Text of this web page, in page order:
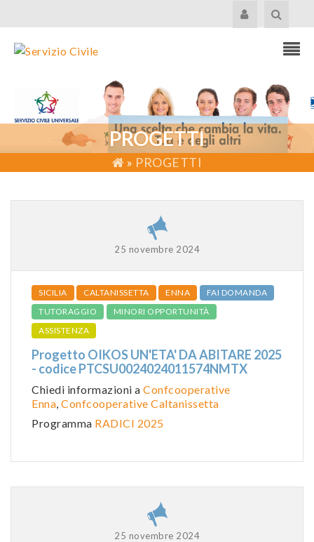
PROGETTI
» PROGETTI
25 novembre 2024
SICILIA CALTANISSETTA ENNA
FAI DOMANDA
TUTORAGGIO
MINORI OPPORTUNITÀ
ASSISTENZA
Progetto OIKOS UN'ETA' DA ABITARE 2025
- codice PTCSU0024024011574NMTX
Chiedi informazioni a Confcooperative
Enna, Confcooperative Caltanissetta
Programma RADICI 2025
25 novembre 2024